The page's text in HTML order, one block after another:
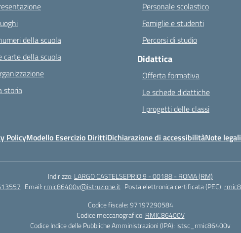
della scuola
carte della scuola
storia
Personale scolastico
Famiglie e studenti
Percorsi di studio
Didattica
Offerta formativa
Le schede didattiche
I progetti delle classi
PolicyModello Esercizio DirittiDichiarazione di accessibilitàNote legali
Indirizzo: LARGO CASTELSEPRIO 9 - 00188 - ROMA (RM)
Email: rmic86400v@istruzione.it Posta elettronica certificata (PEC):
Codice fiscale: 97197290584
Codice meccanografico: RMIC86400V
Codice Indice delle Pubbliche Amministrazioni (IPA): istsc_rmic86400v